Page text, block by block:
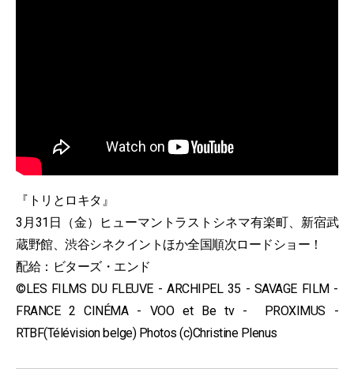
『トリとロキタ』
3月31日（金）ヒューマントラストシネマ有楽町、新宿武
蔵野館、渋谷シネクイントほか全国順次ロードショー！
配給：ビターズ・エンド
©LES FILMS DU FLEUVE - ARCHIPEL 35 - SAVAGE FILM -
FRANCE 2 CINÉMA - VOO et Be tv - PROXIMUS -
RTBF(Télévision belge) Photos (c)Christine Plenus